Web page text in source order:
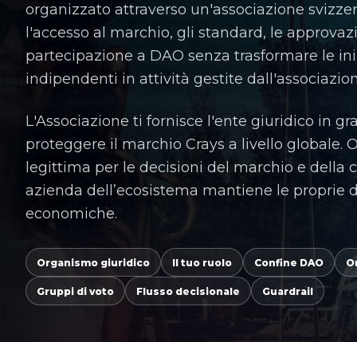
organizzato attraverso un'associazione
l'accesso al marchio, gli standard, le
partecipazione a DAO senza trasformare le
indipendenti in attività gestite
L'Associazione ti fornisce l'ente giuridico in
proteggere il marchio Crays a livello globale.
legittima per le decisioni del marchio e della
azienda dell’ecosistema mantiene le proprie
economiche.
Organismo giuridico Il tuo ruolo Confine DAO
Gruppi di voto Flusso decisionale Guardrail